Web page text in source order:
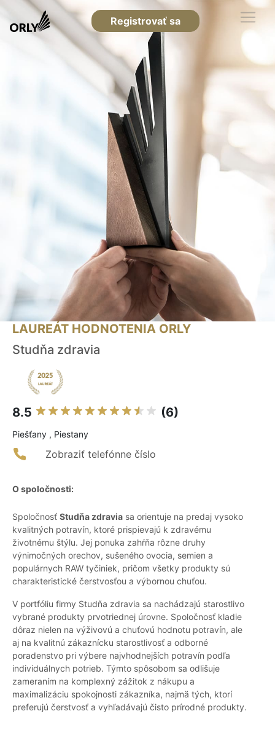
Registrovať sa
LAUREÁT HODNOTENIA ORLY
Studňa zdravia
8.5 (6)
Piešťany , Piestany
Zobraziť telefónne číslo
O spoločnosti:
Spoločnosť Studňa zdravia sa orientuje na predaj vysoko
kvalitných potravín, ktoré prispievajú k zdravému
životnému štýlu. Jej ponuka zahŕňa rôzne druhy
výnimočných orechov, sušeného ovocia, semien a
populárnych RAW tyčiniek, pričom všetky produkty sú
charakteristické čerstvosťou a výbornou chuťou.
V portfóliu firmy Studňa zdravia sa nachádzajú starostlivo
vybrané produkty prvotriednej úrovne. Spoločnosť kladie
dôraz nielen na výživovú a chuťovú hodnotu potravín, ale
aj na kvalitnú zákaznícku starostlivosť a odborné
poradenstvo pri výbere najvhodnejších potravín podľa
individuálnych potrieb. Týmto spôsobom sa odlišuje
zameraním na komplexný zážitok z nákupu a
maximalizáciu spokojnosti zákazníka, najmä tých, ktorí
preferujú čerstvosť a vyhľadávajú čisto prírodné produkty.